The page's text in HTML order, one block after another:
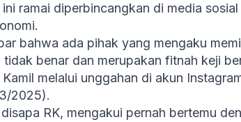
ramai diperbincangkan di media
bahwa ada pihak yang mengaku
benar dan merupakan fitnah keji
melalui unggahan di akun
2025).
RK, mengakui pernah bertemu